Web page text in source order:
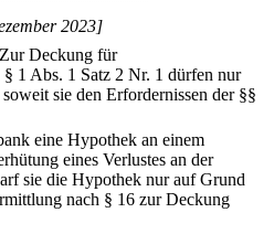
2023]
Deckung für
1 Abs. 1 Satz 2 Nr. 1 dürfen nur
sie den Erfordernissen der §§
eine Hypothek an einem
eines Verlustes an der
sie die Hypothek nur auf Grund
nach § 16 zur Deckung